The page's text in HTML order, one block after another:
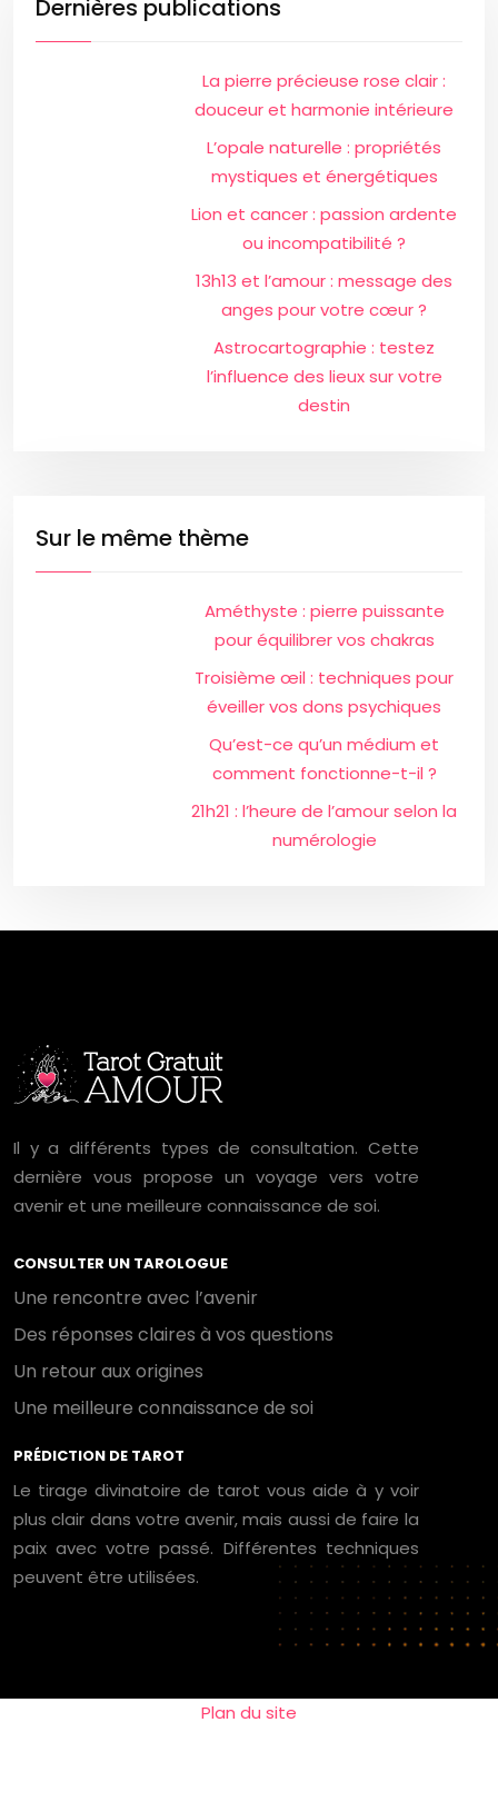
Dernières publications
La pierre précieuse rose clair :
douceur et harmonie intérieure
L’opale naturelle : propriétés
mystiques et énergétiques
Lion et cancer : passion ardente
ou incompatibilité ?
13h13 et l’amour : message des
anges pour votre cœur ?
Astrocartographie : testez
l’influence des lieux sur votre
destin
Sur le même thème
Améthyste : pierre puissante
pour équilibrer vos chakras
Troisième œil : techniques pour
éveiller vos dons psychiques
Qu’est-ce qu’un médium et
comment fonctionne-t-il ?
21h21 : l’heure de l’amour selon la
numérologie
Il y a différents types de consultation. Cette
dernière vous propose un voyage vers votre
avenir et une meilleure connaissance de soi.
CONSULTER UN TAROLOGUE
Une rencontre avec l’avenir
Des réponses claires à vos questions
Un retour aux origines
Une meilleure connaissance de soi
PRÉDICTION DE TAROT
Le tirage divinatoire de tarot vous aide à y voir
plus clair dans votre avenir, mais aussi de faire la
paix avec votre passé. Différentes techniques
peuvent être utilisées.
Plan du site